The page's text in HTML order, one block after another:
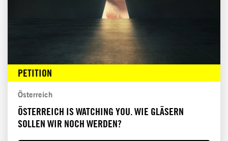
PETITION
Österreich
ÖSTERREICH IS WATCHING YOU. WIE GLÄSERN
SOLLEN WIR NOCH WERDEN?